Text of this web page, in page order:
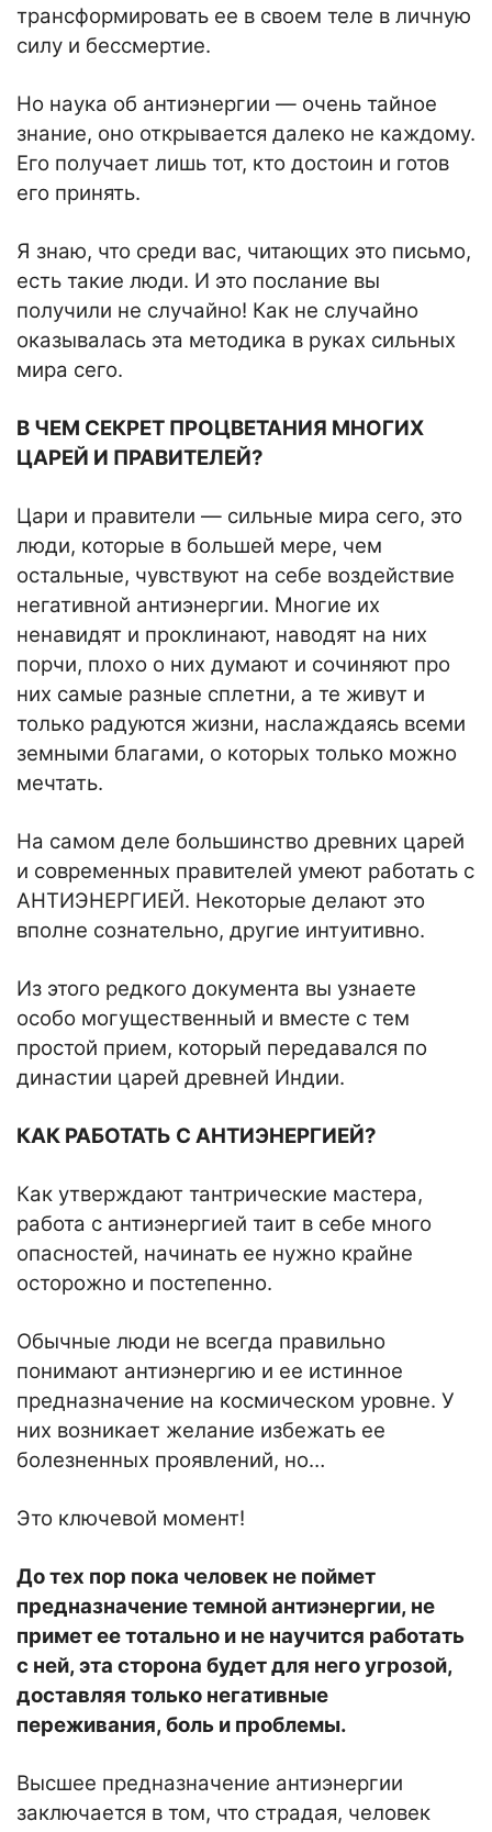
трансформировать ее в своем теле в личную
силу и бессмертие.
Но наука об антиэнергии — очень тайное
знание, оно открывается далеко не каждому.
Его получает лишь тот, кто достоин и готов
его принять.
Я знаю, что среди вас, читающих это письмо,
есть такие люди. И это послание вы
получили не случайно! Как не случайно
оказывалась эта методика в руках сильных
мира сего.
В ЧЕМ СЕКРЕТ ПРОЦВЕТАНИЯ МНОГИХ
ЦАРЕЙ И ПРАВИТЕЛЕЙ?
Цари и правители — сильные мира сего, это
люди, которые в большей мере, чем
остальные, чувствуют на себе воздействие
негативной антиэнергии. Многие их
ненавидят и проклинают, наводят на них
порчи, плохо о них думают и сочиняют про
них самые разные сплетни, а те живут и
только радуются жизни, наслаждаясь всеми
земными благами, о которых только можно
мечтать.
На самом деле большинство древних царей
и современных правителей умеют работать с
АНТИЭНЕРГИЕЙ. Некоторые делают это
вполне сознательно, другие интуитивно.
Из этого редкого документа вы узнаете
особо могущественный и вместе с тем
простой прием, который передавался по
династии царей древней Индии.
КАК РАБОТАТЬ С АНТИЭНЕРГИЕЙ?
Как утверждают тантрические мастера,
работа с антиэнергией таит в себе много
опасностей, начинать ее нужно крайне
осторожно и постепенно.
Обычные люди не всегда правильно
понимают антиэнергию и ее истинное
предназначение на космическом уровне. У
них возникает желание избежать ее
болезненных проявлений, но…
Это ключевой момент!
До тех пор пока человек не поймет
предназначение темной антиэнергии, не
примет ее тотально и не научится работать
с ней, эта сторона будет для него угрозой,
доставляя только негативные
переживания, боль и проблемы.
Высшее предназначение антиэнергии
заключается в том, что страдая, человек